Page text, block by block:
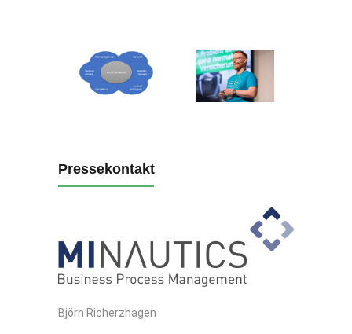
Pressekontakt
Björn Richerzhagen